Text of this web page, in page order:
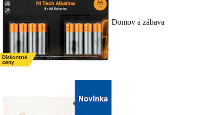
Domov a zábava